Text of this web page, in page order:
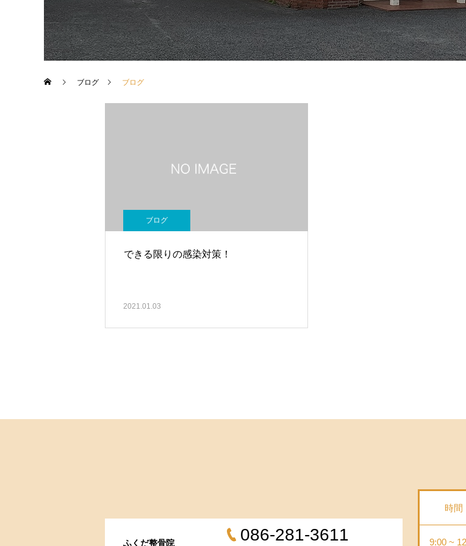
ブログ ブログ
ブログ
できる限りの感染対策！
2021.01.03
ふくだ整骨院 086-281-3611
時間
9:00 ~